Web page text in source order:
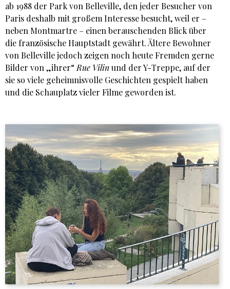
ab 1988 der Park von Belleville, den jeder Besucher von
Paris deshalb mit großem Interesse besucht, weil er –
neben Montmartre – einen berauschenden Blick über
die französische Hauptstadt gewährt. Ältere Bewohner
von Belleville jedoch zeigen noch heute Fremden gerne
Bilder von „ihrer“Rue Vilinund der Y-Treppe, auf der
sie so viele geheimnisvolle Geschichten gespielt haben
und die Schauplatz vieler Filme geworden ist.